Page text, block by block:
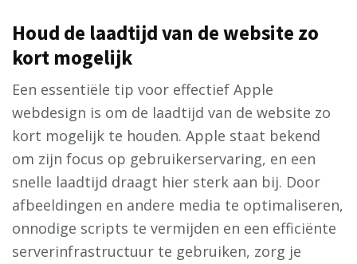
Houd de laadtijd van de website zo
kort mogelijk
Een essentiële tip voor effectief Apple
webdesign is om de laadtijd van de website zo
kort mogelijk te houden. Apple staat bekend
om zijn focus op gebruikerservaring, en een
snelle laadtijd draagt hier sterk aan bij. Door
afbeeldingen en andere media te optimaliseren,
onnodige scripts te vermijden en een efficiënte
serverinfrastructuur te gebruiken, zorg je